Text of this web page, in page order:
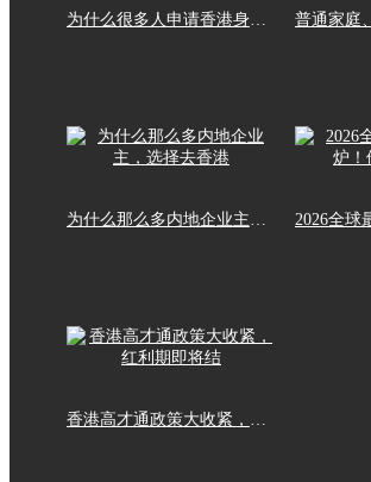
为什么很多人申请香港身份那么容易？